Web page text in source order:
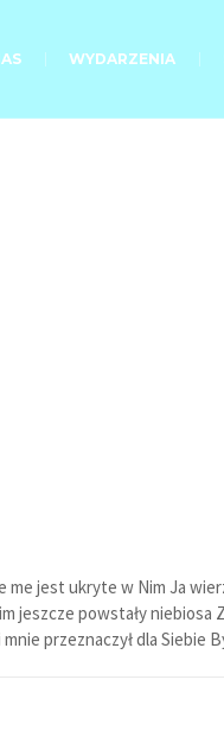
WYDARZENIA
me jest ukryte w Nim Ja
jeszcze powstały niebiosa
przeznaczył dla Siebie